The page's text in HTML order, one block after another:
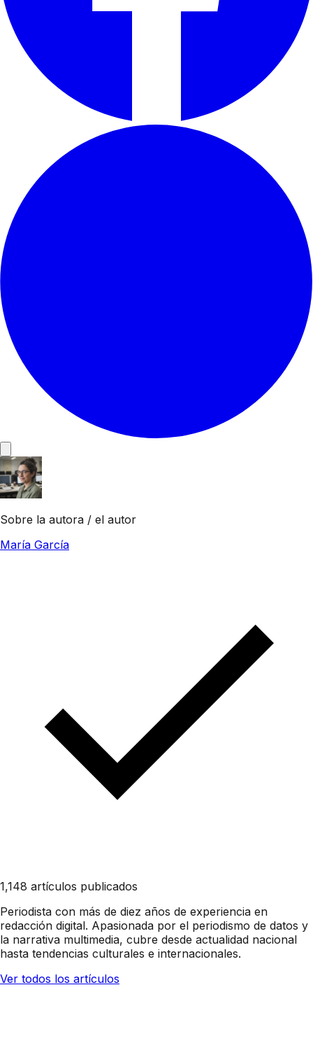
Sobre la autora / el autor
María García
1,148 artículos publicados
Periodista con más de diez años de experiencia en
redacción digital. Apasionada por el periodismo de datos y
la narrativa multimedia, cubre desde actualidad nacional
hasta tendencias culturales e internacionales.
Ver todos los artículos